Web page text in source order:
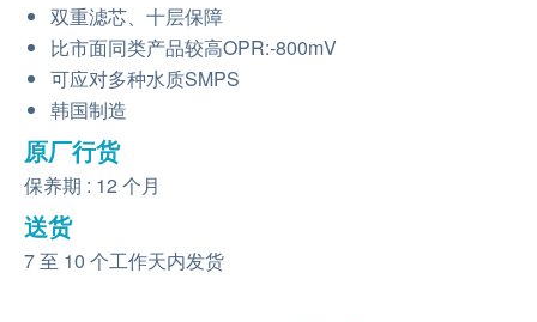
双重滤芯、十层保障
比市面同类产品较高OPR:-800mV
可应对多种水质SMPS
韩国制造
原厂行货
保养期 : 12 个月
送货
7 至 10 个工作天内发货